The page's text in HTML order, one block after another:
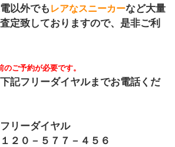
以外でも レアなスニーカーなど大量
定致しておりますので、是非ご利
ご予約が必要です。
記フリーダイヤルまでお電話くだ
リーダイヤル
２０－５７７－４５６